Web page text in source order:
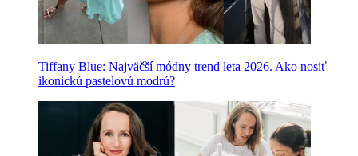
Tiffany Blue: Najväčší módny trend leta 2026. Ako nosiť
ikonickú pastelovú modrú?